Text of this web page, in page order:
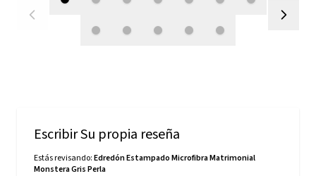
Escribir Su propia reseña
Estás revisando:Edredón Estampado Microfibra Matrimonial
Monstera Gris Perla